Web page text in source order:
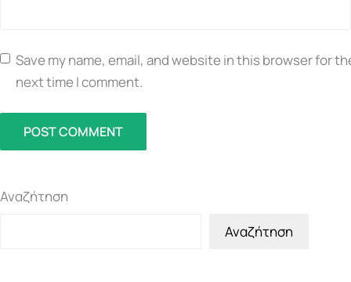
Save my name, email, and website in this browser for
next time I comment.
POST COMMENT
Αναζήτηση
Αναζήτηση